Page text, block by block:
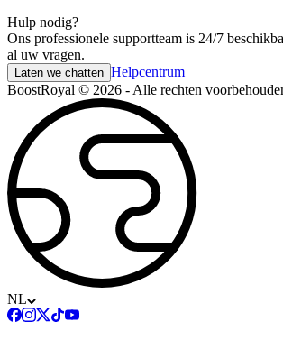
Hulp nodig?
Ons professionele supportteam is 24/7
al uw vragen.
Laten we chatten Helpcentrum
BoostRoyal © 2026 - Alle rechten
NL